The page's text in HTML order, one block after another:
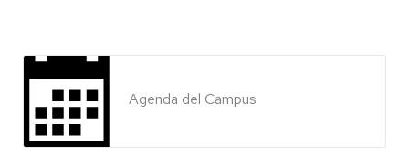
Agenda del Campus